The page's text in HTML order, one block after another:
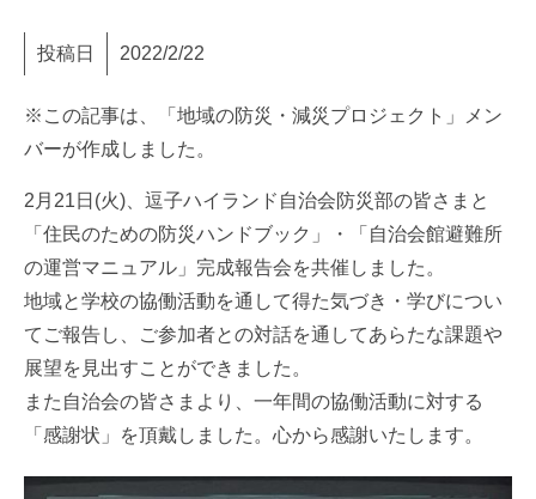
投稿日 2022/2/22
※この記事は、「地域の防災・減災プロジェクト」メン
バーが作成しました。
2月21日(火)、逗子ハイランド自治会防災部の皆さまと
「住民のための防災ハンドブック」・「自治会館避難所
の運営マニュアル」完成報告会を共催しました。
地域と学校の協働活動を通して得た気づき・学びについ
てご報告し、ご参加者との対話を通してあらたな課題や
展望を見出すことができました。
また自治会の皆さまより、一年間の協働活動に対する
「感謝状」を頂戴しました。心から感謝いたします。